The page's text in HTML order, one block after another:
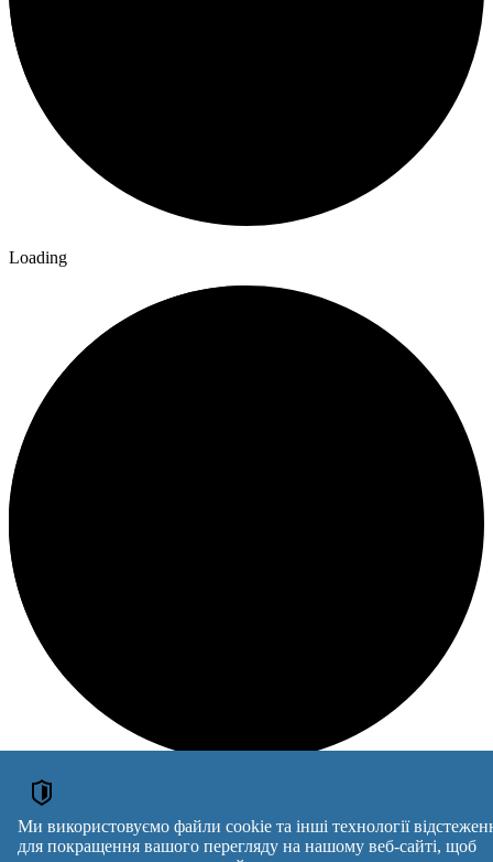
Loading
Loading
ОГОЛОШЕННЯ
Ми використовуємо файли cookie та інші технології
для покращення вашого перегляду на нашому веб-сайті, щоб